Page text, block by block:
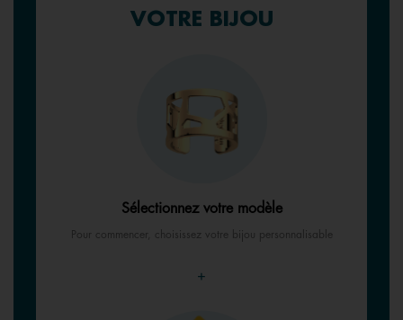
VOTRE BIJOU
Sélectionnez votre modèle
Pour commencer, choisissez votre bijou personnalisable
+